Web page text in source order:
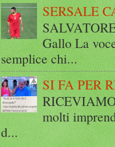
SERSALE
Gallo La
semplice chi...
SI FA PER
molti
d...